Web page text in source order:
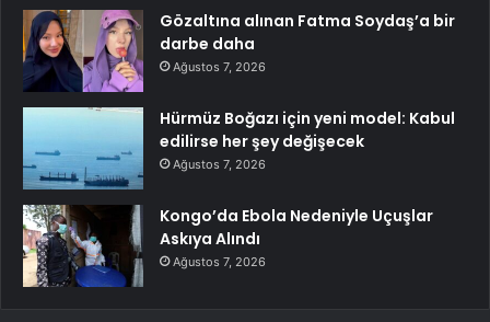
Gözaltına alınan Fatma Soydaş’a bir
darbe daha
Ağustos 7, 2026
Hürmüz Boğazı için yeni model: Kabul
edilirse her şey değişecek
Ağustos 7, 2026
Kongo’da Ebola Nedeniyle Uçuşlar
Askıya Alındı
Ağustos 7, 2026